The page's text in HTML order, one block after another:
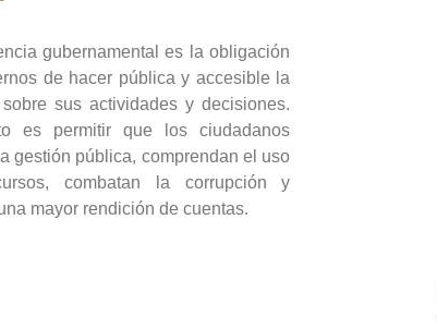
gubernamental es la obligación
de hacer pública y accesible la
sus actividades y decisiones.
es permitir que los ciudadanos
gestión pública, comprendan el uso
combatan la corrupción y
mayor rendición de cuentas.